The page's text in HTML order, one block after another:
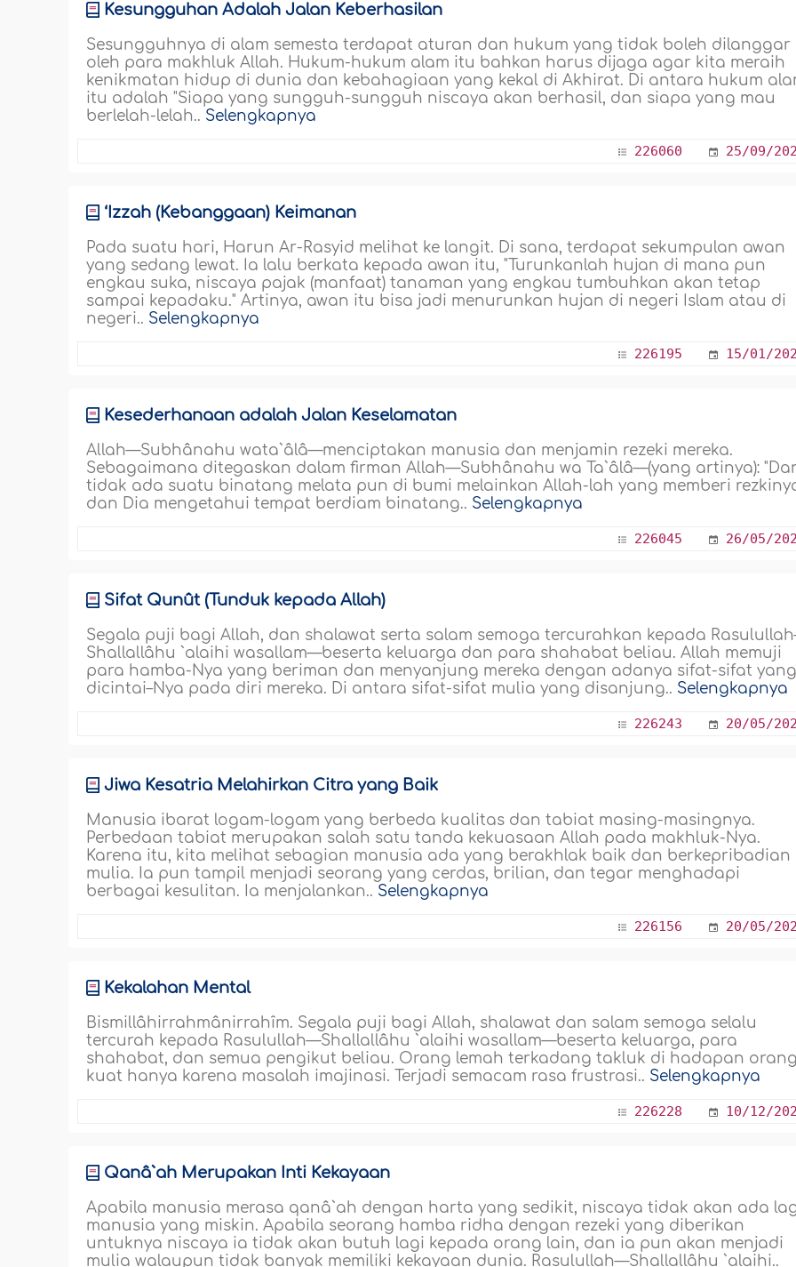
Kesungguhan Adalah Jalan Keberhasilan
Sesungguhnya di alam semesta terdapat aturan dan hukum yang tidak boleh dilanggar
oleh para makhluk Allah. Hukum-hukum alam itu bahkan harus dijaga agar kita meraih
kenikmatan hidup di dunia dan kebahagiaan yang kekal di Akhirat. Di antara hukum
itu adalah "Siapa yang sungguh-sungguh niscaya akan berhasil, dan siapa yang mau
berlelah-lelah.. Selengkapnya
226060 25/09/
‘Izzah (Kebanggaan) Keimanan
Pada suatu hari, Harun Ar-Rasyid melihat ke langit. Di sana, terdapat sekumpulan awan
yang sedang lewat. Ia lalu berkata kepada awan itu, "Turunkanlah hujan di mana pun
engkau suka, niscaya pajak (manfaat) tanaman yang engkau tumbuhkan akan tetap
sampai kepadaku." Artinya, awan itu bisa jadi menurunkan hujan di negeri Islam atau di
negeri.. Selengkapnya
226195 15/01/
Kesederhanaan adalah Jalan Keselamatan
Allah—Subhânahu wata`âlâ—menciptakan manusia dan menjamin rezeki mereka.
Sebagaimana ditegaskan dalam firman Allah—Subhânahu wa Ta`âlâ—(yang artinya):
tidak ada suatu binatang melata pun di bumi melainkan Allah-lah yang memberi
dan Dia mengetahui tempat berdiam binatang.. Selengkapnya
226045 26/05/
Sifat Qunût (Tunduk kepada Allah)
Segala puji bagi Allah, dan shalawat serta salam semoga tercurahkan kepada
Shallallâhu `alaihi wasallam—beserta keluarga dan para shahabat beliau. Allah memuji
para hamba-Nya yang beriman dan menyanjung mereka dengan adanya sifat-sifat yang
dicintai–Nya pada diri mereka. Di antara sifat-sifat mulia yang disanjung.. Selengkapnya
226243 20/05/
Jiwa Kesatria Melahirkan Citra yang Baik
Manusia ibarat logam-logam yang berbeda kualitas dan tabiat masing-masingnya.
Perbedaan tabiat merupakan salah satu tanda kekuasaan Allah pada makhluk-Nya.
Karena itu, kita melihat sebagian manusia ada yang berakhlak baik dan berkepribadian
mulia. Ia pun tampil menjadi seorang yang cerdas, brilian, dan tegar menghadapi
berbagai kesulitan. Ia menjalankan.. Selengkapnya
226156 20/05/
Kekalahan Mental
Bismillâhirrahmânirrahîm. Segala puji bagi Allah, shalawat dan salam semoga selalu
tercurah kepada Rasulullah—Shallallâhu `alaihi wasallam—beserta keluarga, para
shahabat, dan semua pengikut beliau. Orang lemah terkadang takluk di hadapan orang
kuat hanya karena masalah imajinasi. Terjadi semacam rasa frustrasi.. Selengkapnya
226228 10/12/
Qanâ`ah Merupakan Inti Kekayaan
Apabila manusia merasa qanâ`ah dengan harta yang sedikit, niscaya tidak akan ada
manusia yang miskin. Apabila seorang hamba ridha dengan rezeki yang diberikan
untuknya niscaya ia tidak akan butuh lagi kepada orang lain, dan ia pun akan menjadi
mulia walaupun tidak banyak memiliki kekayaan dunia. Rasulullah—Shallallâhu `alaihi..